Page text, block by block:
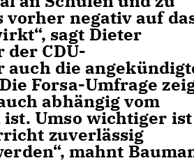
negativ auf
sagt Dieter
CDU-
die
Forsa-Umfrage
abhängig vom
Umso wichtiger ist
zuverlässig
mahnt